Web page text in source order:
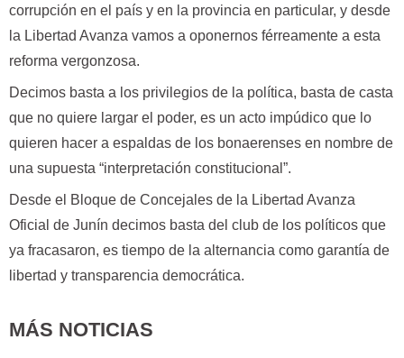
corrupción en el país y en la provincia en particular, y desde
la Libertad Avanza vamos a oponernos férreamente a esta
reforma vergonzosa.
Decimos basta a los privilegios de la política, basta de casta
que no quiere largar el poder, es un acto impúdico que lo
quieren hacer a espaldas de los bonaerenses en nombre de
una supuesta “interpretación constitucional”.
Desde el Bloque de Concejales de la Libertad Avanza
Oficial de Junín decimos basta del club de los políticos que
ya fracasaron, es tiempo de la alternancia como garantía de
libertad y transparencia democrática.
MÁS NOTICIAS